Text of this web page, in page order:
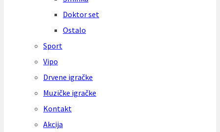
Doktor set
Ostalo
Sport
Vipo
Drvene igračke
Muzičke igračke
Kontakt
Akcija